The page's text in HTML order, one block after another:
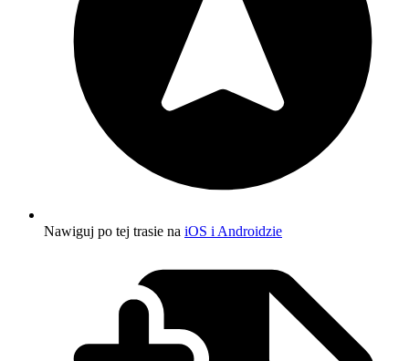
Nawiguj po tej trasie na iOS i Androidzie